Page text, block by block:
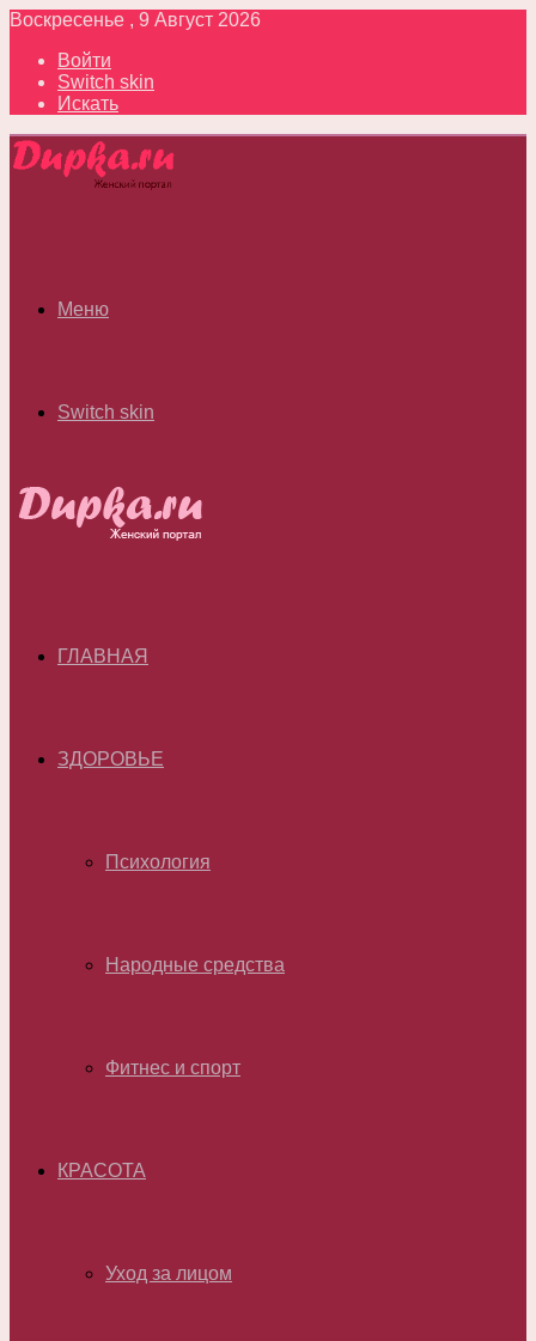
Воскресенье , 9 Август 2026
Войти
Switch skin
Искать
Меню
Switch skin
ГЛАВНАЯ
ЗДОРОВЬЕ
Психология
Народные средства
Фитнес и спорт
КРАСОТА
Уход за лицом